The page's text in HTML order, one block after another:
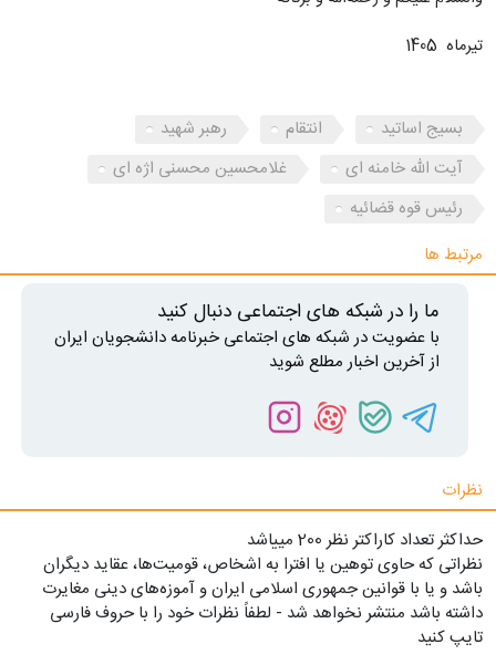
تیرماه 1405
بسیج اساتید انتقام
رهبر شهید
آیت الله خامنه ای
غلامحسین محسنی‌ اژه‌‎ ای
رئیس قوه قضائیه
مرتبط ها
ما را در شبکه های اجتماعی دنبال کنید
با عضویت در شبکه های اجتماعی خبرنامه دانشجویان ایران
از آخرین اخبار مطلع شوید
نظرات
حداکثر تعداد کاراکتر نظر 200 ميياشد
نظراتی که حاوی توهین یا افترا به اشخاص، قومیت‌ها، عقاید دیگران
باشد و یا با قوانین جمهوری اسلامی ایران و آموزه‌های دینی مغایرت
داشته باشد منتشر نخواهد شد - لطفاً نظرات خود را با حروف فارسی
تایپ کنید